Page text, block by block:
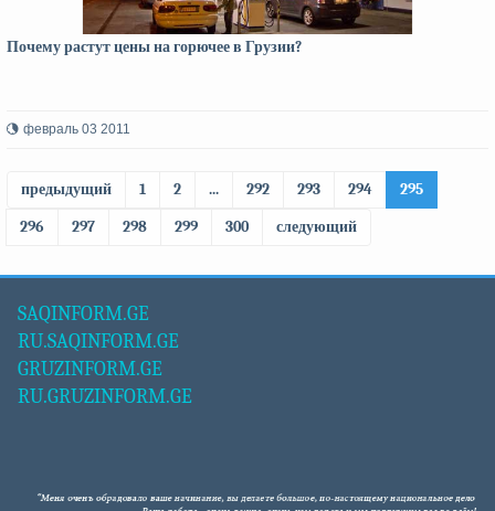
Почему растут цены на горючее в Грузии?
февраль 03 2011
предыдущий 1 2 ... 292 293 294
295
296
297 298 299 300 следующий
SAQINFORM.GE
RU.SAQINFORM.GE
GRUZINFORM.GE
RU.GRUZINFORM.GE